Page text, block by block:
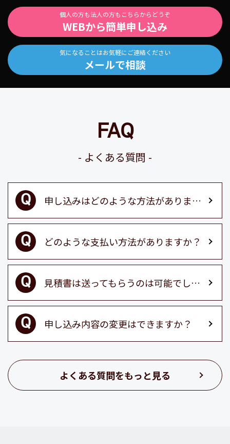
個人の方も法人の方もこちらからどうぞ
WEBから簡単申し込み
気になることはお気軽にご連絡ください
メールで相談
FAQ
よくある質問
申し込みはどのような方法がありますか？
どのような支払い方法がありますか？
見積書は送ってもらうのは可能でしょうか？
申し込み内容の変更はできますか？
よくある質問をもっと見る